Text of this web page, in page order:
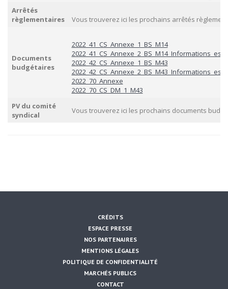
Arrêtés
règlementaires
Vous trouverez ici les prochains arrêtés
Documents
budgétaires
2022_41_CS_Annexe_1_BS_M14
2022_42_CS_Annexe_1_BS_M43
2022_70_Annexe
2022_70_CS_DM_1_M43
PV du comité
syndical
Vous trouverez ici les prochains documents
CRÉDITS
ESPACE PRESSE
NOS PARTENAIRES
MENTIONS LÉGALES
POLITIQUE DE CONFIDENTIALITÉ
MARCHÉS PUBLICS
CONTACT